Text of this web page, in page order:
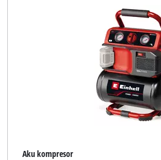
Aku kompresor